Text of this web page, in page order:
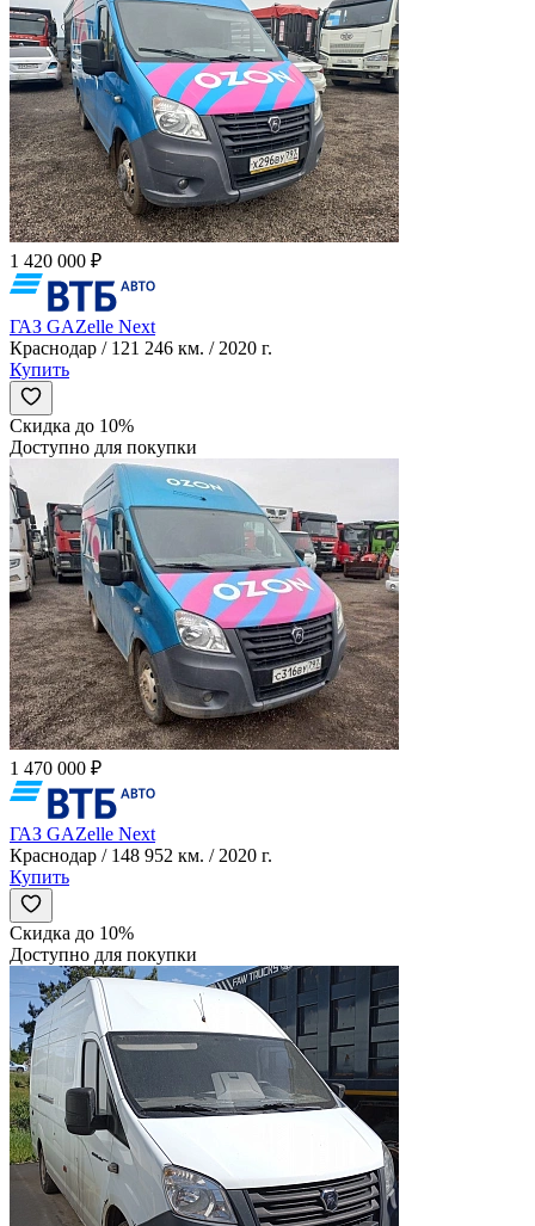
1 420 000 ₽
ГАЗ GAZelle Next
Краснодар / 121 246 км. / 2020 г.
Купить
Скидка до 10%
Доступно для покупки
1 470 000 ₽
ГАЗ GAZelle Next
Краснодар / 148 952 км. / 2020 г.
Купить
Скидка до 10%
Доступно для покупки